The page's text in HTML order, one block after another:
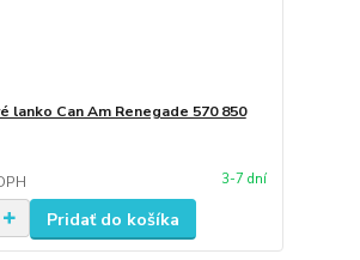
lanko Can Am Renegade 570 850
3-7 dní
Pridať do košíka